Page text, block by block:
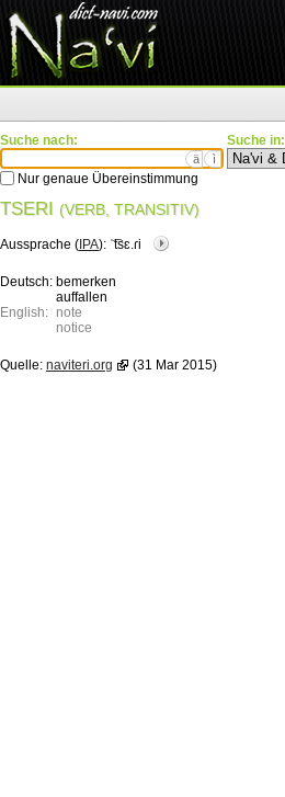
Suche nach:
ä ì
Nur genaue Übereinstimmung
Suche in:
TSERI (VERB, TRANSITIV)
Aussprache ( IPA): ˈ͡tsɛ.ɾi
Deutsch: bemerken
auffallen
English: note
notice
Quelle: naviteri.org (31 Mar 2015)